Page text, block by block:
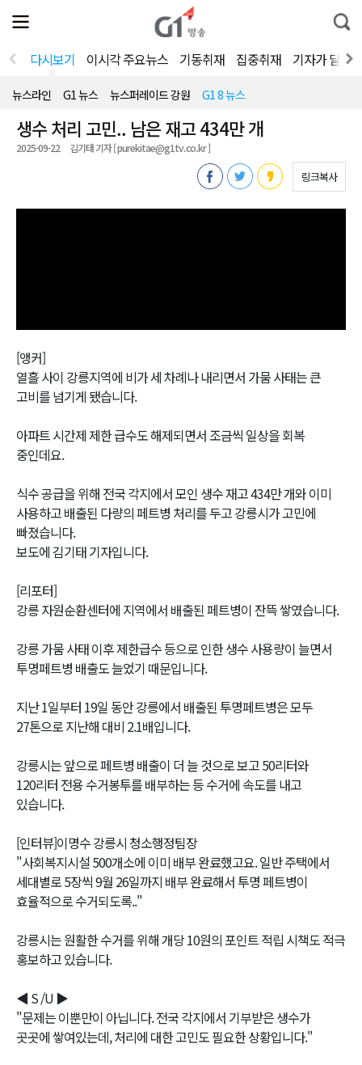
전
체
뉴
열
통
합
색
다시보기 이시각 주요뉴스 기동취재 집중취재 기자가 달려
뉴스라인 G1 뉴스 뉴스퍼레이드 강원 G1 8 뉴스
생수 처리 고민.. 남은 재고 434만 개
2025-09-22 김기태 기자 [ purekitae@g1tv.co.kr ]
링크복사
[앵커]
열흘 사이 강릉지역에 비가 세 차례나 내리면서 가뭄 사태는 큰
고비를 넘기게 됐습니다.
아파트 시간제 제한 급수도 해제되면서 조금씩 일상을 회복
중인데요.
식수 공급을 위해 전국 각지에서 모인 생수 재고 434만 개와 이미
사용하고 배출된 다량의 페트병 처리를 두고 강릉시가 고민에
빠졌습니다.
보도에 김기태 기자입니다.
[리포터]
강릉 자원순환센터에 지역에서 배출된 페트병이 잔뜩 쌓였습니다.
강릉 가뭄 사태 이후 제한급수 등으로 인한 생수 사용량이 늘면서
투명페트병 배출도 늘었기 때문입니다.
지난 1일부터 19일 동안 강릉에서 배출된 투명페트병은 모두
27톤으로 지난해 대비 2.1배입니다.
강릉시는 앞으로 페트병 배출이 더 늘 것으로 보고 50리터와
120리터 전용 수거봉투를 배부하는 등 수거에 속도를 내고
있습니다.
[인터뷰]이명수 강릉시 청소행정팀장
"사회복지시설 500개소에 이미 배부 완료했고요. 일반 주택에서
세대별로 5장씩 9월 26일까지 배부 완료해서 투명 페트병이
효율적으로 수거되도록.."
강릉시는 원활한 수거를 위해 개당 10원의 포인트 적립 시책도 적극
홍보하고 있습니다.
◀ S /U ▶
"문제는 이뿐만이 아닙니다. 전국 각지에서 기부받은 생수가
곳곳에 쌓여있는데, 처리에 대한 고민도 필요한 상황입니다."